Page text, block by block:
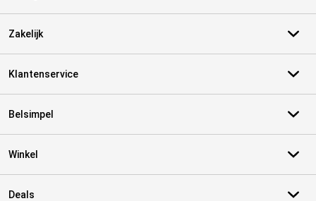
Zakelijk
Klantenservice
Belsimpel
Winkel
Deals